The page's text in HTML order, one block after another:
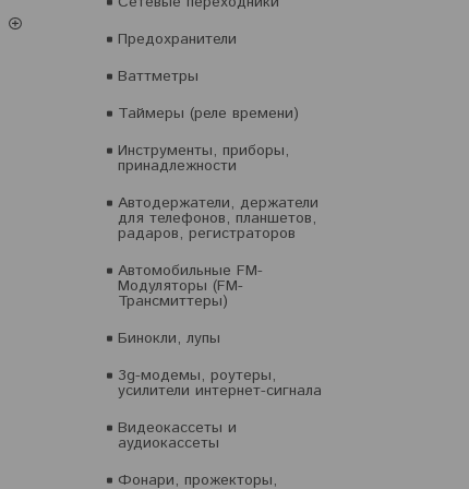
Предохранители
Ваттметры
Таймеры (реле времени)
Инструменты, приборы,
принадлежности
Автодержатели, держатели
для телефонов, планшетов,
радаров, регистраторов
Автомобильные FM-
Модуляторы (FM-
Трансмиттеры)
Бинокли, лупы
3g-модемы, роутеры,
усилители интернет-сигнала
Видеокассеты и
аудиокассеты
Фонари, прожекторы,